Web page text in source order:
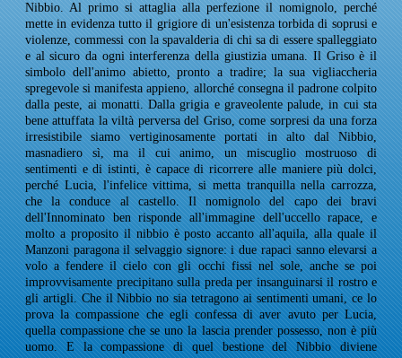
Nibbio. Al primo si attaglia alla perfezione il nomignolo, perché
mette in evidenza tutto il grigiore di un'esistenza torbida di soprusi e
violenze, commessi con la spavalderia di chi sa di essere spalleggiato
e al sicuro da ogni interferenza della giustizia umana. Il Griso è il
simbolo dell'animo abietto, pronto a tradire; la sua vigliaccheria
spregevole si manifesta appieno, allorché consegna il padrone colpito
dalla peste, ai monatti. Dalla grigia e graveolente palude, in cui sta
bene attuffata la viltà perversa del Griso, come sorpresi da una forza
irresistibile siamo vertiginosamente portati in alto dal Nibbio,
masnadiero sì, ma il cui animo, un miscuglio mostruoso di
sentimenti e di istinti, è capace di ricorrere alle maniere più dolci,
perché Lucia, l'infelice vittima, si metta tranquilla nella carrozza,
che la conduce al castello. Il nomignolo del capo dei bravi
dell'Innominato ben risponde all'immagine dell'uccello rapace, e
molto a proposito il nibbio è posto accanto all'aquila, alla quale il
Manzoni paragona il selvaggio signore: i due rapaci sanno elevarsi a
volo a fendere il cielo con gli occhi fissi nel sole, anche se poi
improvvisamente precipitano sulla preda per insanguinarsi il rostro e
gli artigli. Che il Nibbio no sia tetragono ai sentimenti umani, ce lo
prova la compassione che egli confessa di aver avuto per Lucia,
quella compassione che se uno la lascia prender possesso, non è più
uomo. E la compassione di quel bestione del Nibbio diviene